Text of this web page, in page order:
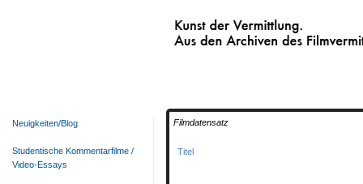
Kunst der Vermittlung.
Aus den Archiven des Filmvermittelnden
Neuigkeiten/Blog
Studentische Kommentarfilme /
Video-Essays
Filmdatensatz
Titel